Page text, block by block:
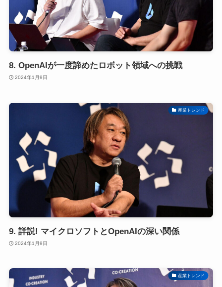
8. OpenAIが一度諦めたロボット領域への挑戦
2024年1月9日
産業トレンド
9. 詳説! マイクロソフトとOpenAIの深い関係
2024年1月9日
産業トレンド